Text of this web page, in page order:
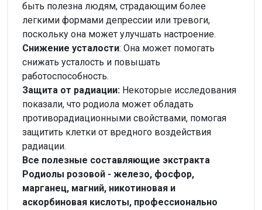
быть полезна людям, страдающим более
легкими формами депрессии или тревоги,
поскольку она может улучшать настроение.
Снижение усталости: Она может помогать
снижать усталость и повышать
работоспособность.
Защита от радиации: Некоторые исследования
показали, что родиола может обладать
противорадиационными свойствами, помогая
защитить клетки от вредного воздействия
радиации.
Все полезные составляющие экстракта
Родиолы розовой - железо, фосфор,
марганец, магний, никотиновая и
аскорбиновая кислоты, профессионально